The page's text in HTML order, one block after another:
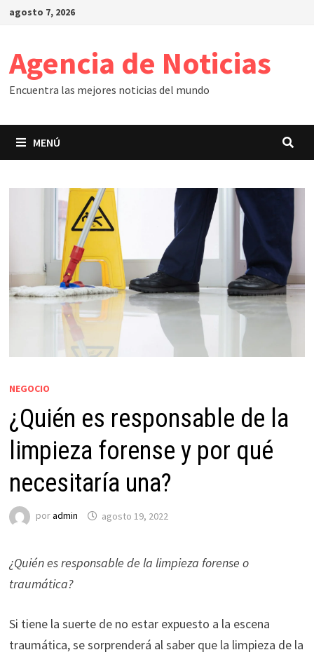
Saltar
agosto 7, 2026
Agencia de Noticias
Encuentra las mejores noticias del mundo
MENÚ
NEGOCIO
¿Quién es responsable de la
limpieza forense y por qué
necesitaría una?
poradmin agosto 19, 2022
¿Quién es responsable de la limpieza forense o
traumática?
Si tiene la suerte de no estar expuesto a la escena
traumática, se sorprenderá al saber que la limpieza de la